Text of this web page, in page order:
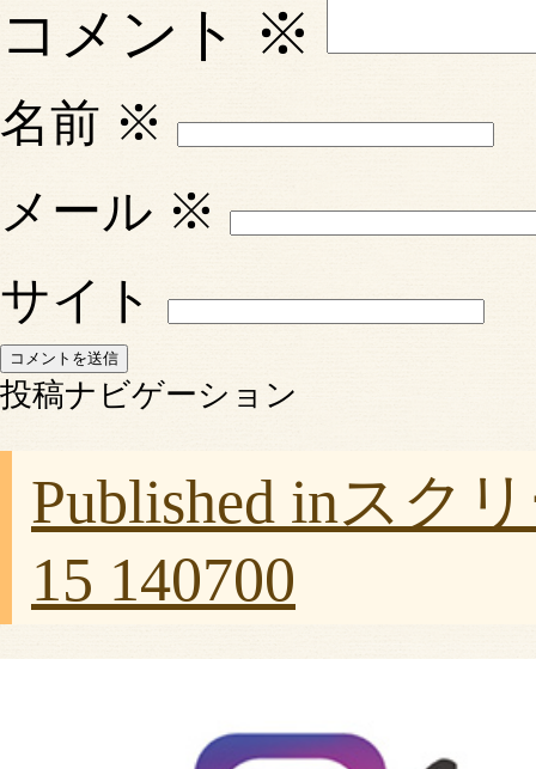
コメント ※
名前 ※
メール ※
サイト
投稿ナビゲーション
Published inスク
15 140700